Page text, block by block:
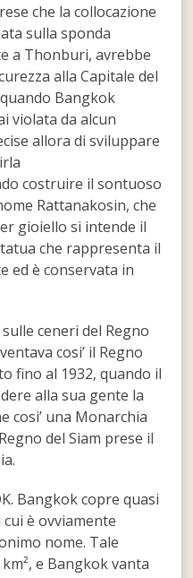
che la collocazione
sulla sponda
a Thonburi, avrebbe
alla Capitale del
Bangkok
violata da alcun
allora di sviluppare
costruire il sontuoso
Rattanakosin, che
gioiello si intende il
che rappresenta il
ed è conservata in
ceneri del Regno
cosi’ il Regno
fino al 1932, quando il
alla sua gente la
cosi’ una Monarchia
del Siam prese il
Bangkok copre quasi
è ovviamente
nome. Tale
e Bangkok vanta